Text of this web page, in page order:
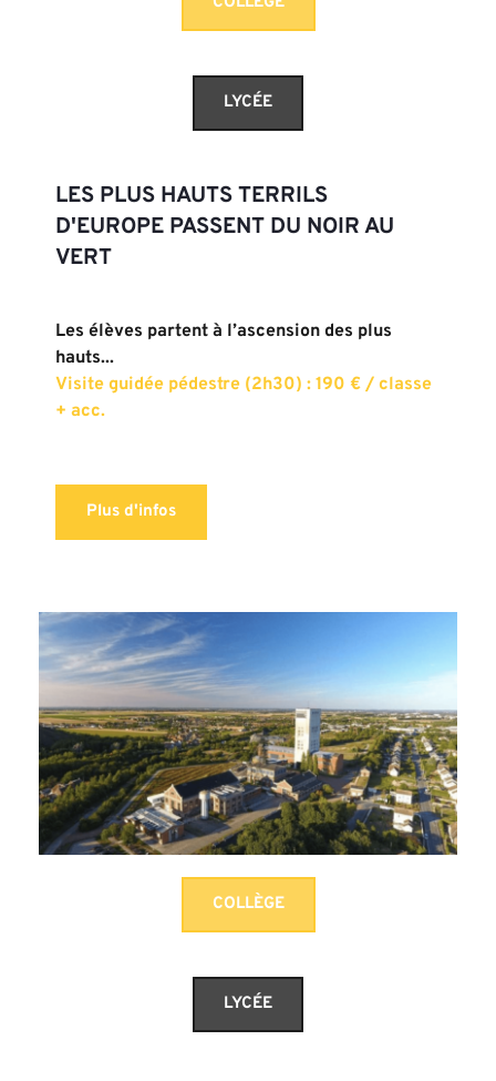
LYCÉE
LES PLUS HAUTS TERRILS
D'EUROPE PASSENT DU NOIR AU
VERT
Les élèves partent à l’ascension des plus
hauts...
Visite guidée pédestre (2h30) : 190 € / classe
+ acc.
Plus d'infos
COLLÈGE
LYCÉE